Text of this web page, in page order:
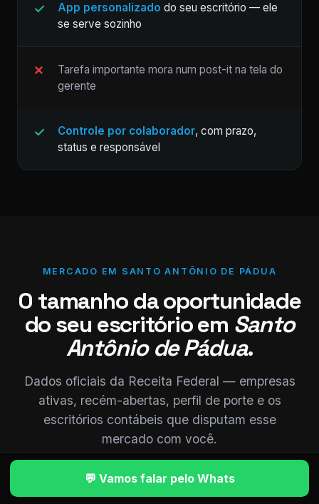
App personalizado do seu escritório — ele
se serve sozinho
Tarefa importante mora num post-it na tela do
gerente
Controle por colaborador, com prazo,
status e responsável
MERCADO EM SANTO ANTÔNIO DE PÁDUA
O tamanho da oportunidade
do seu escritório em Santo
Antônio de Pádua.
Dados oficiais da Receita Federal — empresas
ativas, recém-abertas, perfil de porte e os
escritórios contábeis que disputam esse
mercado com você.
💬 Vamos falar pelo Whats